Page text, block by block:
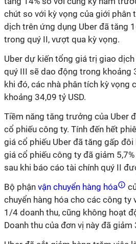
chút so với kỳ vọng của giới phân
dịch trên ứng dụng Uber đã tăng
trong quý II, vượt qua kỳ vọng.
Uber dự kiến ​​tổng giá trị giao
quý III sẽ dao động trong khoảng
khi đó, các nhà phân tích kỳ vọng
khoảng 34,09 tỷ USD.
Tiềm năng tăng trưởng của Uber
cổ phiếu công ty. Tính đến hết
giá cổ phiếu Uber đã tăng gấp đôi
giá cổ phiếu công ty đã giảm
sau khi báo cáo tài chính quý II
Bộ phận vận chuyển hàng hóa
chuyển hàng hóa cho các công
1/4 doanh thu, cũng không hoạt
Doanh thu của đơn vị này đã giảm